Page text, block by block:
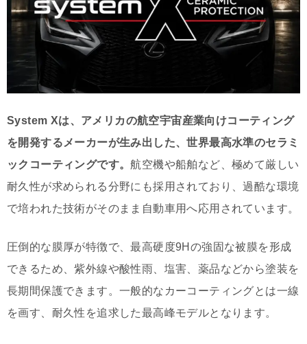
System Xは、アメリカの航空宇宙産業向けコーティング
を開発するメーカーが生み出した、世界最高水準のセラミ
ックコーティングです。航空機や船舶など、極めて厳しい
耐久性が求められる分野にも採用されており、過酷な環境
で培われた技術がそのまま自動車用へ応用されています。
圧倒的な膜厚が特徴で、最高硬度9Hの強固な被膜を形成
できるため、紫外線や酸性雨、塩害、薬品などから塗装を
長期間保護できます。一般的なカーコーティングとは一線
を画す、耐久性を追求した最高峰モデルとなります。